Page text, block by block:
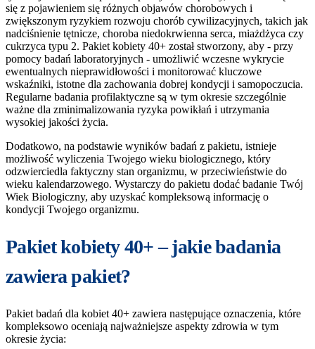
się z pojawieniem się różnych objawów chorobowych i
zwiększonym ryzykiem rozwoju chorób cywilizacyjnych, takich jak
nadciśnienie tętnicze, choroba niedokrwienna serca, miażdżyca czy
cukrzyca typu 2. Pakiet kobiety 40+ został stworzony, aby - przy
pomocy badań laboratoryjnych - umożliwić wczesne wykrycie
ewentualnych nieprawidłowości i monitorować kluczowe
wskaźniki, istotne dla zachowania dobrej kondycji i samopoczucia.
Regularne badania profilaktyczne są w tym okresie szczególnie
ważne dla zminimalizowania ryzyka powikłań i utrzymania
wysokiej jakości życia.
Dodatkowo, na podstawie wyników badań z pakietu, istnieje
możliwość wyliczenia Twojego wieku biologicznego, który
odzwierciedla faktyczny stan organizmu, w przeciwieństwie do
wieku kalendarzowego. Wystarczy do pakietu dodać badanie Twój
Wiek Biologiczny, aby uzyskać kompleksową informację o
kondycji Twojego organizmu.
Pakiet kobiety 40+ – jakie badania
zawiera pakiet?
Pakiet badań dla kobiet 40+ zawiera następujące oznaczenia, które
kompleksowo oceniają najważniejsze aspekty zdrowia w tym
okresie życia: